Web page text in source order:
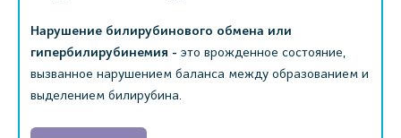
Нарушение билирубинового обмена или
гипербилирубинемия - это врожденное состояние,
вызванное нарушением баланса между образованием и
выделением билирубина.